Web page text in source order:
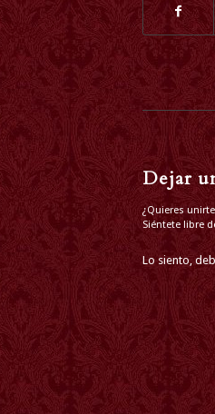
Dejar
¿Quieres
Siéntete libre
Lo siento,